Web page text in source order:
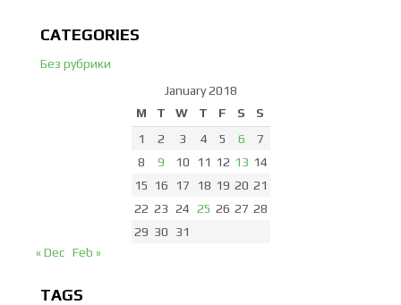
CATEGORIES
Без рубрики
January 2018
M
T W T F S
S
1
2 3 4 5 6
7
8
9 10 11 12 13 14
15 16 17 18 19 20 21
22 23 24 25 26 27 28
29 30
31
« Dec Feb »
TAGS